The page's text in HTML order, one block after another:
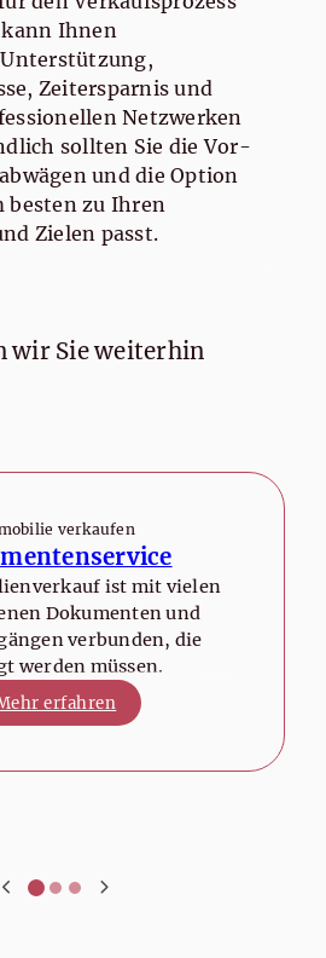
Ihnen
Zeitersparnis und
Netzwerken
sollten Sie die Vor-
und die Option
besten zu Ihren
Zielen passt.
wir Sie weiterhin
verkaufen
ist mit vielen
Dokumenten und
verbunden, die
werden müssen.
erfahren